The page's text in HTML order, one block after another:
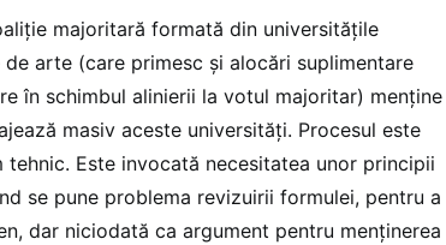
majoritară formată din universitățile
arte (care primesc și alocări suplimentare
în schimbul alinierii la votul majoritar) menține
masiv aceste universități. Procesul este
Este invocată necesitatea unor principii
se pune problema revizuirii formulei, pentru a
dar niciodată ca argument pentru menținerea